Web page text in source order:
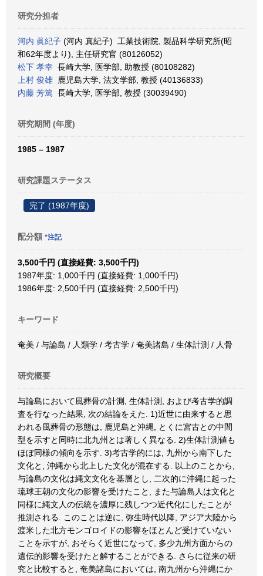
研究分担者
河内 眞紀子 (河内 真紀子) 工業技術院, 製品科学研究所(昭
和62年度より), 主任研究官 (80126052)
松下 孝幸 長崎大学, 医学部, 助教授 (80108282)
上村 俊雄 鹿児島大学, 法文学部, 教授 (40136833)
内藤 芳篤 長崎大学, 医学部, 教授 (30039490)
研究期間 (年度)
1985 – 1987
研究課題ステータス
完了 (1987年度)
配分額 *注記
3,500千円 (直接経費: 3,500千円)
1987年度: 1,000千円 (直接経費: 1,000千円)
1986年度: 2,500千円 (直接経費: 2,500千円)
キーワード
奄美 / 与論島 / 人類学 / 考古学 / 奄美諸島 / 生体計測 / 人骨
研究概要
与論島において風葬骨の計測, 生体計測, および考古学的調
査を行なった結果, 次の結論をえた. 1)近世に由来すると思
われる風葬骨の形態は, 鹿児島と沖縄, とくに宮古との中間
型を示すと同時に北九州とは著しく異なる. 2)生体計測値も
ほぼ同様の傾向を示す. 3)考古学的には, 九州から南下した
文化と, 沖縄から北上した文化が混在する. 以上のことから,
与論島の文化は縄文文化を基層とし, 二次的に沖縄に起った
琉球王朝の文化の影響を受けたこと, また与論島人は文化と
同様に縄文人の伝統を濃厚に残しつつ近代化にしたことが
推測される. このことは逆に, 弥生時代以降, アジア大陸から
渡米した北方モンゴロイドの影響をほとんど受けていない
ことを示すが, おそらく近世になって, 多少九州方面からの
遺伝的影響を受けたと解することができる. さらに従来の研
究と比較すると, 奄美諸島においては, 南九州から沖縄にか